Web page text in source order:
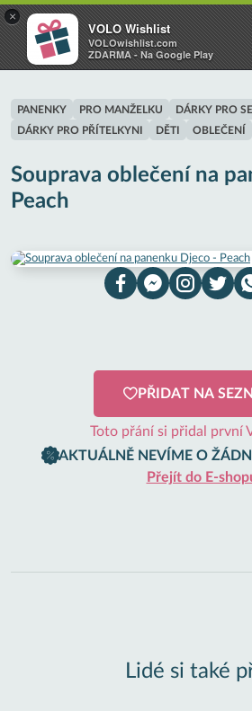
VOLO
Váš online wishlist
×
VOLO Wishlist
VOLOwishlist.com
ZDARMA - Na Google Play
PANENKY PRO MANŽELKU
DÁRKY PRO
DÁRKY PRO PŘÍTELKYNI
DĚTI OBLEČENÍ
Souprava oblečení na
Peach
PŘIDAT NA
Toto přání si přidal první
AKTUÁLNĚ NEVÍME O
Přejít do E-
Lidé si také